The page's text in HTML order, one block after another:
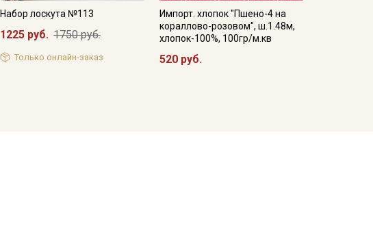
Набор лоскута №113
1225 руб. 1750 руб.
Только онлайн-заказ
Импорт. хлопок "Пшено-4 на
кораллово-розовом", ш.1.48м,
хлопок-100%, 100гр/м.кв
520 руб.